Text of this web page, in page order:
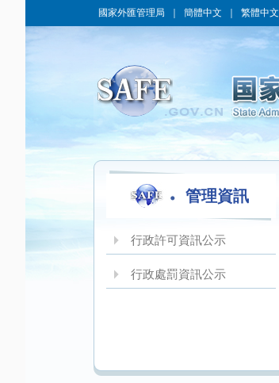
國家外匯管理局 簡體中文 繁體中文
管理資訊
行政許可資訊公示
行政處罰資訊公示